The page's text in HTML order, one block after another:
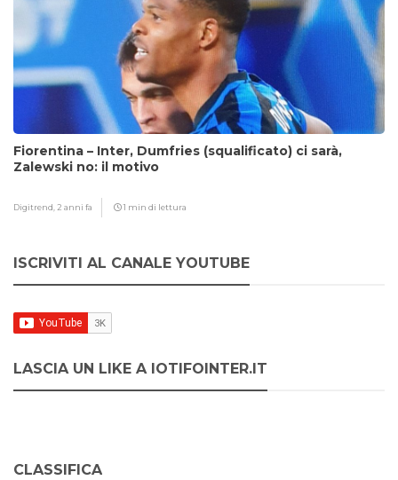
Fiorentina – Inter, Dumfries (squalificato) ci sarà,
Zalewski no: il motivo
Digitrend, 2 anni fa 1 min di lettura
ISCRIVITI AL CANALE YOUTUBE
LASCIA UN LIKE A IOTIFOINTER.IT
CLASSIFICA